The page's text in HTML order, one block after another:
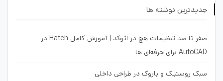
جدیدترین نوشته ها
صفر تا صد تنظیمات هچ در اتوکد | آموزش کامل Hatch در
AutoCAD برای حرفه‌ای ها
سبک روستیک و باروک در طراحی داخلی